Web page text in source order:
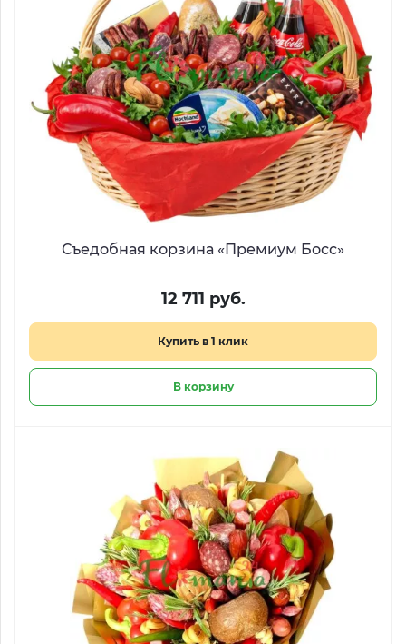
Съедобная корзина «Премиум Босс»
12 711 руб.
Купить в 1 клик
В корзину